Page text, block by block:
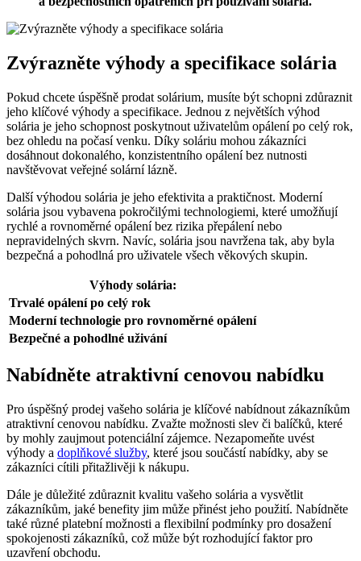
Zvýrazněte výhody a specifikace solária
Pokud chcete úspěšně prodat solárium, musíte být schopni zdůraznit
jeho klíčové výhody a specifikace. Jednou z největších výhod
solária je jeho schopnost poskytnout uživatelům opálení po celý rok,
bez ohledu na počasí venku. Díky soláriu mohou zákazníci
dosáhnout dokonalého, konzistentního opálení bez nutnosti
navštěvovat veřejné solární lázně.
Další výhodou solária je jeho efektivita a praktičnost. Moderní
solária jsou vybavena pokročilými technologiemi, které umožňují
rychlé a rovnoměrné opálení bez rizika přepálení nebo
nepravidelných skvrn. Navíc, solária jsou navržena tak, aby byla
bezpečná a pohodlná pro uživatele všech věkových skupin.
Výhody solária:
Trvalé opálení po celý rok
Moderní technologie pro rovnoměrné opálení
Bezpečné a pohodlné uživání
Nabídněte atraktivní cenovou nabídku
Pro úspěšný prodej vašeho solária je klíčové nabídnout zákazníkům
atraktivní cenovou nabídku. Zvažte možnosti slev či balíčků, které
by mohly zaujmout potenciální zájemce. Nezapomeňte uvést
výhody a doplňkové služby, které jsou součástí nabídky, aby se
zákazníci cítili přitažlivěji k nákupu.
Dále je důležité zdůraznit kvalitu vašeho solária a vysvětlit
zákazníkům, jaké benefity jim může přinést jeho použití. Nabídněte
také různé platební možnosti a flexibilní podmínky pro dosažení
spokojenosti zákazníků, což může být rozhodující faktor pro
uzavření obchodu.